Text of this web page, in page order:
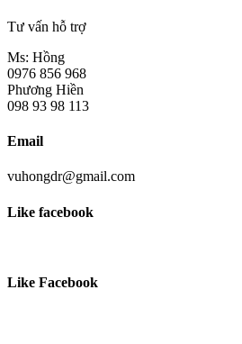
Tư vấn hỗ trợ
Ms: Hồng
0976 856 968
Phương Hiền
098 93 98 113
Email
vuhongdr@gmail.com
Like facebook
Like Facebook